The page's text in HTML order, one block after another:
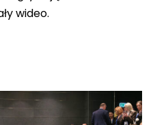
wideo.